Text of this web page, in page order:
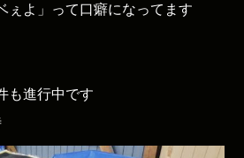
よ」って口癖になってます
も進行中です